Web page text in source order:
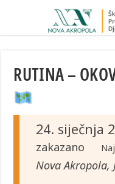
RUTINA –
24. siječnja
zakazano
Nova Akropola,